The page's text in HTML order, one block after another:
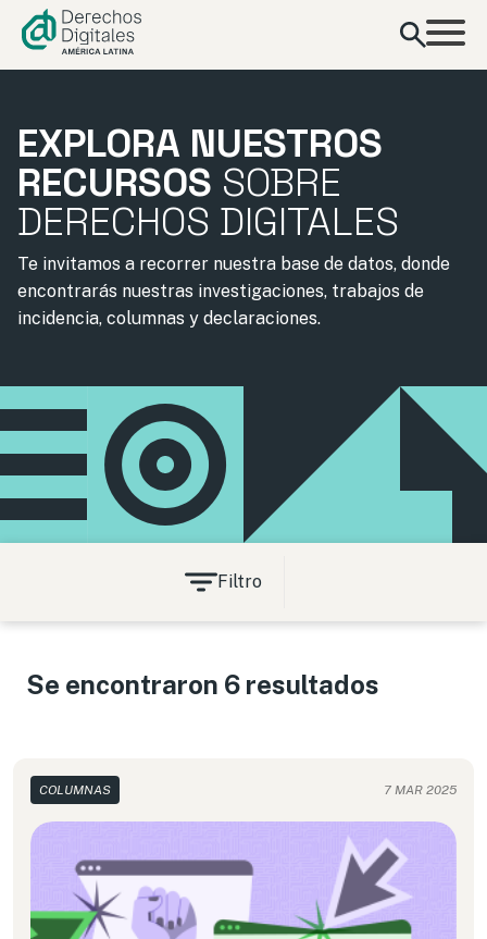
contenido
EXPLORA NUESTROS
RECURSOS SOBRE
DERECHOS DIGITALES
Te invitamos a recorrer nuestra base de datos, donde
encontrarás nuestras investigaciones, trabajos de
incidencia, columnas y declaraciones.
Filtro
Se encontraron 6 resultados
COLUMNAS 7 MAR 2025